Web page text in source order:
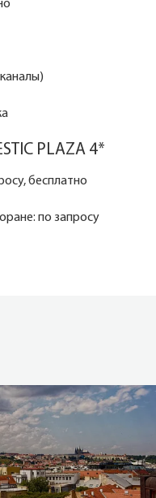
PLAZA 4*
бесплатно
по запросу